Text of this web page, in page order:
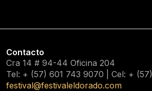
Contacto
Cra 14 # 94-44 Oficina 204
Tel: + (57) 601 743 9070 | Cel: + (57)
festival@festivaleldorado.com